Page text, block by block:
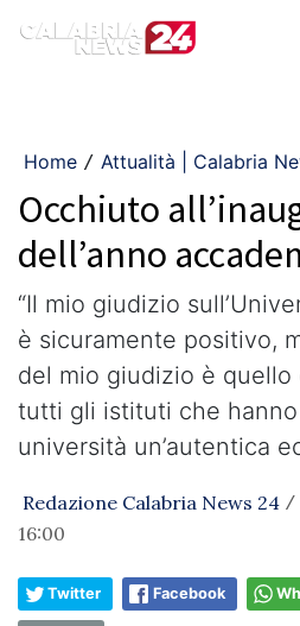
Home / Attualità | Calabria
Occhiuto
dell’anno
“Il mio giudizio
è sicuramente positivo,
del mio giudizio è quello
tutti gli istituti che
università un’autentica
Redazione Calabria News 24 /
16:00
Twitter Facebook